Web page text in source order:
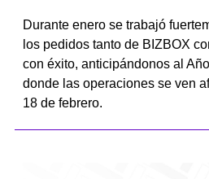
Durante enero se trabajó
los pedidos tanto de BIZBOX
con éxito, anticipándonos al
donde las operaciones se ven
18 de febrero.